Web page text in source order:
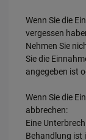
Wenn Sie die
vergessen
Nehmen Sie
Sie die
angegeben ist
Wenn Sie die
abbrechen:
Eine
Behandlung ist